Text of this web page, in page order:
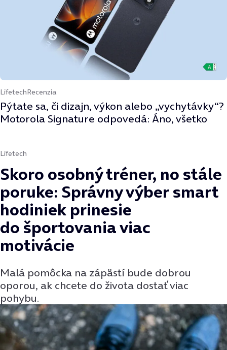
LifetechRecenzia
Pýtate sa, či dizajn, výkon alebo „vychytávky“?
Motorola Signature odpovedá: Áno, všetko
Lifetech
Skoro osobný tréner, no stále
poruke: Správny výber smart
hodiniek prinesie
do športovania viac
motivácie
Malá pomôcka na zápästí bude dobrou
oporou, ak chcete do života dostať viac
pohybu.